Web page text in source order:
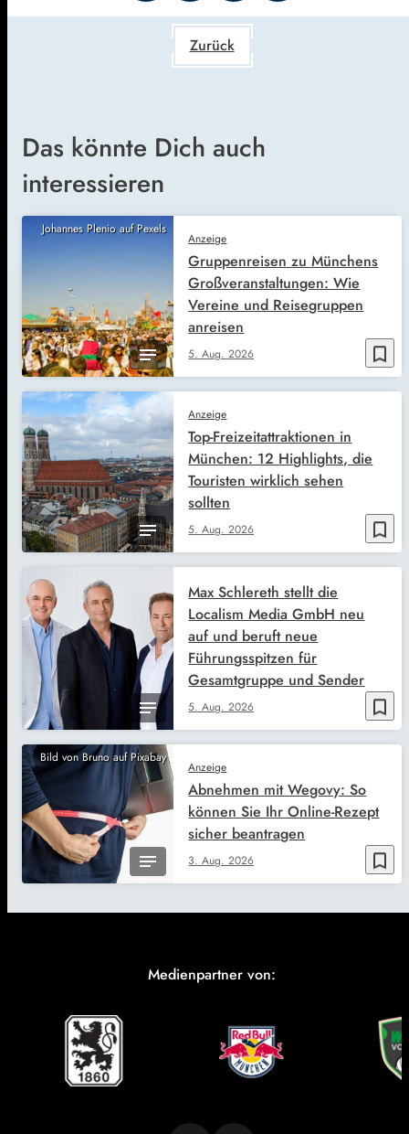
Zurück
Das könnte Dich auch
interessieren
Johannes Plenio auf Pexels
bookmark_border
Anzeige
5. Aug. 2026
Gruppenreisen zu Münchens
Großveranstaltungen: Wie
Vereine und Reisegruppen
anreisen
bookmark_border
Anzeige
5. Aug. 2026
Top-Freizeitattraktionen in
München: 12 Highlights, die
Touristen wirklich sehen
sollten
bookmark_border
5. Aug. 2026
Max Schlereth stellt die
Localism Media GmbH neu
auf und beruft neue
Führungsspitzen für
Gesamtgruppe und Sender
Bild von Bruno auf Pixabay
bookmark_border
Anzeige
3. Aug. 2026
Abnehmen mit Wegovy: So
können Sie Ihr Online-Rezept
sicher beantragen
Medienpartner von: